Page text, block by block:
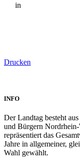
in
Drucken
INFO
Der Landtag besteht
und Bürgern
repräsentiert das
Jahre in allgemeiner,
Wahl gewählt.